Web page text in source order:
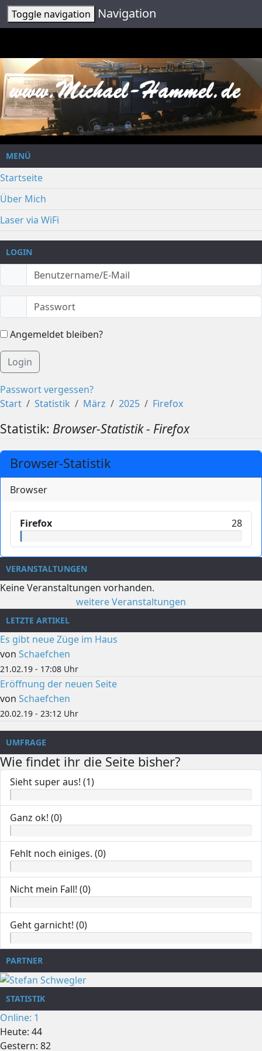
Toggle navigation Navigation
MENÜ
Startseite
Über Mich
Laser via WiFi
LOGIN
Angemeldet bleiben?
Login
Passwort vergessen?
Start
Statistik März 2025 Firefox
Statistik: Browser-Statistik - Firefox
Browser-Statistik
Browser
Firefox 28
VERANSTALTUNGEN
Keine Veranstaltungen vorhanden.
weitere Veranstaltungen
LETZTE ARTIKEL
Es gibt neue Züge im Haus
von Schaefchen
21.02.19 - 17:08 Uhr
Eröffnung der neuen Seite
von Schaefchen
20.02.19 - 23:12 Uhr
UMFRAGE
Wie findet ihr die Seite bisher?
Sieht super aus! (1)
Ganz ok! (0)
Fehlt noch einiges. (0)
Nicht mein Fall! (0)
Geht garnicht! (0)
PARTNER
STATISTIK
Online: 1
Heute: 44
Gestern: 82